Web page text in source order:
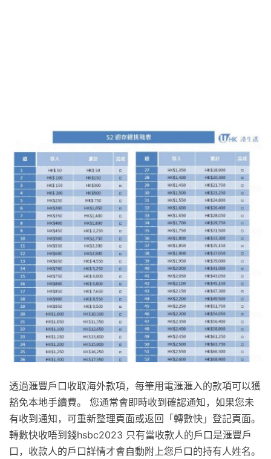
透過滙豐戶口收取海外款項，每筆用電滙滙入的款項可以獲
豁免本地手續費。 您通常會即時收到確認通知，如果您未
有收到通知，可重新整理頁面或返回「轉數快」登記頁面。
轉數快收唔到錢hsbc2023 只有當收款人的戶口是滙豐戶
口，收款人的戶口詳情才會自動附上您戶口的持有人姓名。